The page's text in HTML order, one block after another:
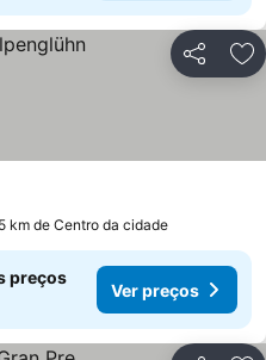
Partilhar
km de Centro da cidade
preços
Ver preços